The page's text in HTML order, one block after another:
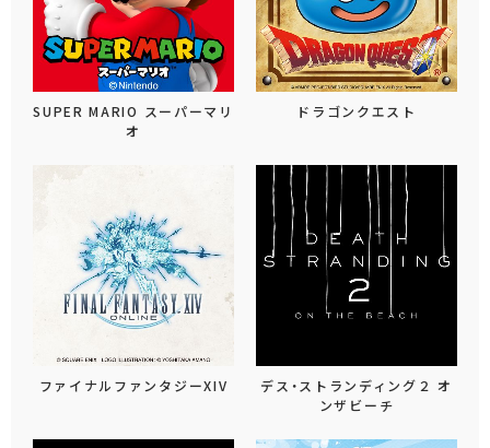
SUPER MARIO スーパーマリ
オ
ドラゴンクエスト
ファイナルファンタジーXIV
デス・ストランディング２ オ
ンザビーチ